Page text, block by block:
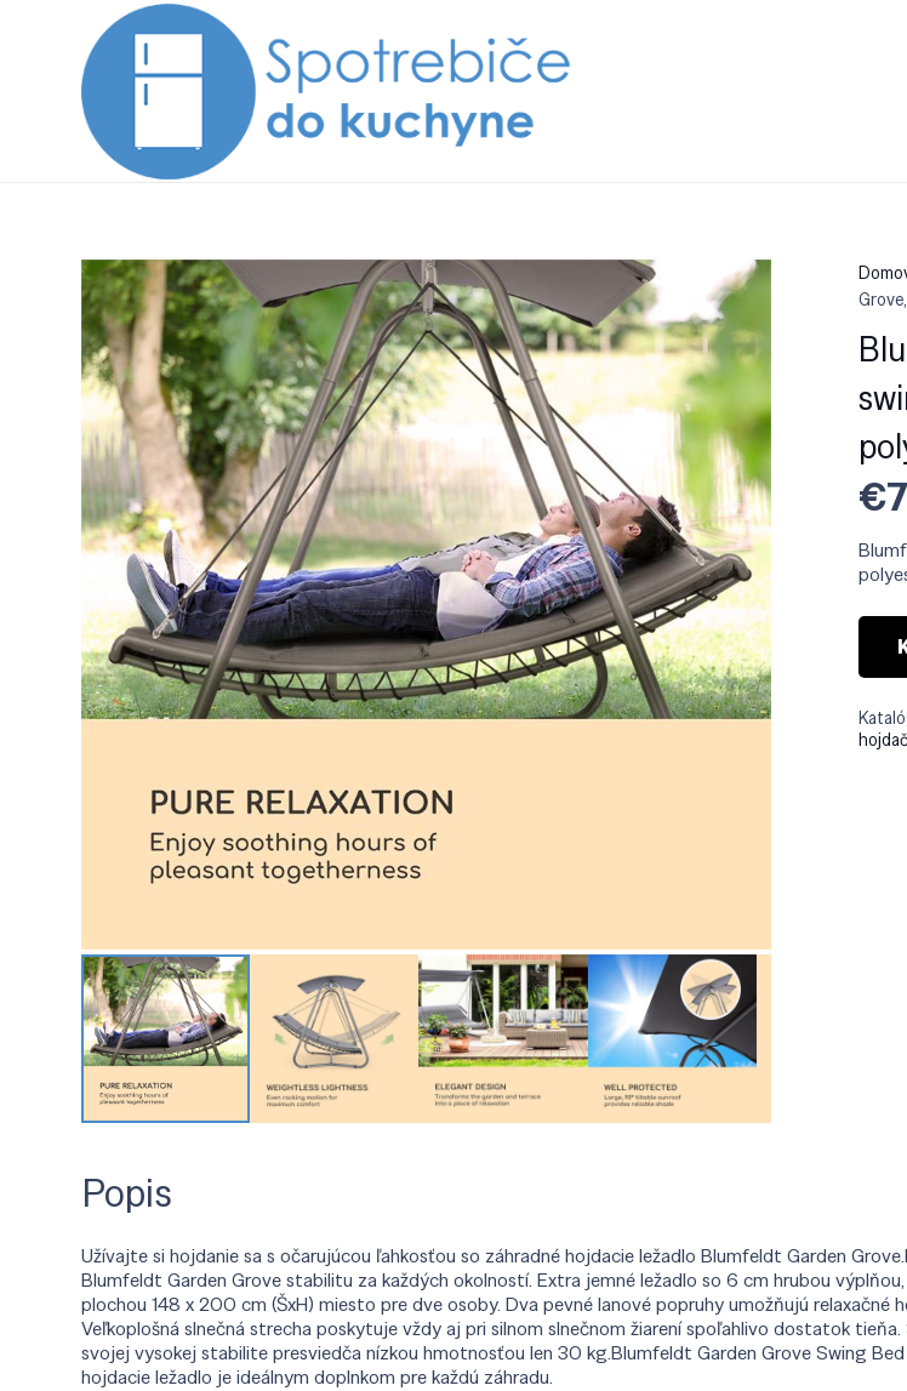
€
Popis
Užívajte si hojdanie sa s očarujúcou ľahkosťou so záhradné hojdacie ležadlo​ Blumfeldt Garden
Blumfeldt Garden Grove stabilitu za každých okolností. Extra jemné ležadlo so 6 cm hrubou
plochou 148 x 200 cm (ŠxH) miesto pre dve osoby. Dva pevné lanové popruhy umožňujú
Veľkoplošná slnečná strecha poskytuje vždy aj pri silnom slnečnom žiarení spoľahlivo dostatok
svojej vysokej stabilite presviedča nízkou hmotnosťou len 30 kg.Blumfeldt Garden Grove Swing
hojdacie ležadlo je ideálnym doplnkom pre každú záhradu.